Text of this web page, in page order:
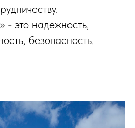
- это надежность,
безопасность.